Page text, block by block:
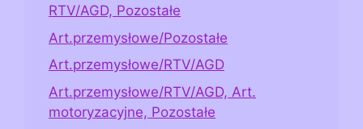
RTV/AGD, Pozostałe
Art.przemysłowe/Pozostałe
Art.przemysłowe/RTV/AGD
Art.przemysłowe/RTV/AGD, Art.
motoryzacyjne, Pozostałe